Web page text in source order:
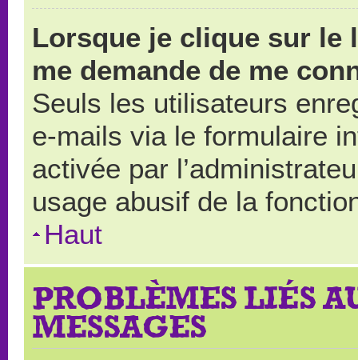
Lorsque je clique sur le
me demande de me
Seuls les utilisateurs
e-mails via le formulaire
activée par
usage abusif de la
Haut
PROBLÈMES LIÉS
MESSAGES